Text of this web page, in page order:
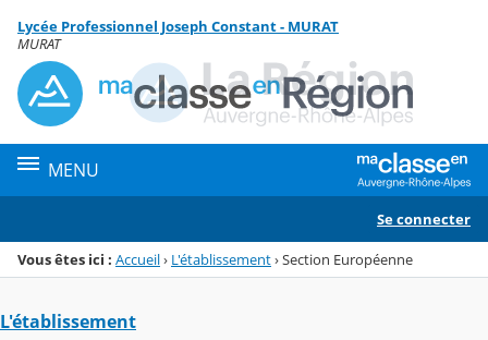
Menu de la rubrique
Contenu
Lycée Professionnel Joseph Constant - MURAT
MURAT
MENU
Se connecter
Vous êtes ici : Accueil› L'établissement›Section Européenne
L'établissement